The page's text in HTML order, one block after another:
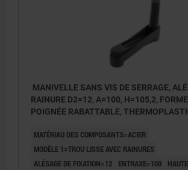
MANIVELLE SANS VIS DE SERRAGE,
RAINURE D2=12, A=100, H=105,2,
POIGNÉE RABATTABLE,
MATÉRIAU DES COMPOSANTS=ACIER
MODÈLE 1=TROU LISSE AVEC RAINURES
ALÉSAGE DE FIXATION=12
ENTRAXE=100